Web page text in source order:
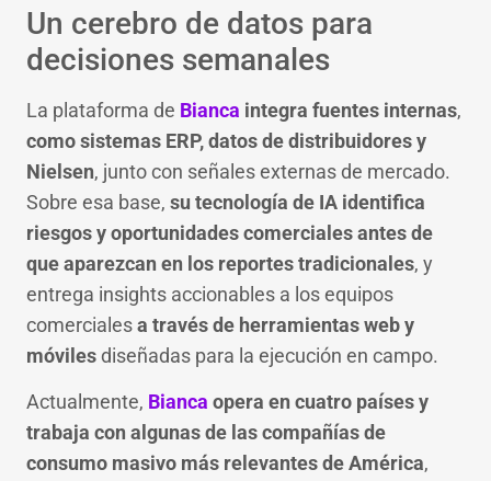
Un cerebro de datos para
decisiones semanales
La plataforma de Bianca integra fuentes internas,
como sistemas ERP, datos de distribuidores y
Nielsen, junto con señales externas de mercado.
Sobre esa base, su tecnología de IA identifica
riesgos y oportunidades comerciales antes de
que aparezcan en los reportes tradicionales, y
entrega insights accionables a los equipos
comercialesa través de herramientas web y
móviles diseñadas para la ejecución en campo.
Actualmente, Bianca opera en cuatro países y
trabaja con algunas de las compañías de
consumo masivo más relevantes de América,